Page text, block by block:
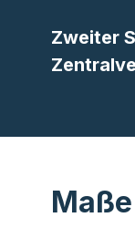
Zweiter